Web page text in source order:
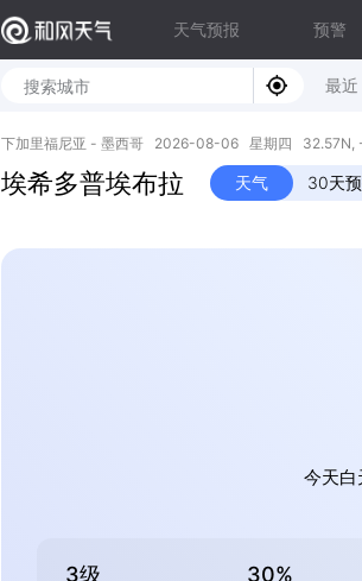
天气预报 预警
最近
下加里福尼亚 - 墨西哥 2026-08-06 星期四 32.57N,
埃希多普埃布拉 天气 30天
今天白
3级 30%